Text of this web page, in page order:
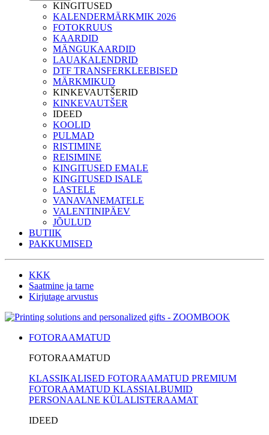
KINGITUSED
KALENDERMÄRKMIK 2026
FOTOKRUUS
KAARDID
MÄNGUKAARDID
LAUAKALENDRID
DTF TRANSFERKLEEBISED
MÄRKMIKUD
KINKEVAUTŠERID
KINKEVAUTŠER
IDEED
KOOLID
PULMAD
RISTIMINE
REISIMINE
KINGITUSED EMALE
KINGITUSED ISALE
LASTELE
VANAVANEMATELE
VALENTINIPÄEV
JÕULUD
BUTIIK
PAKKUMISED
KKK
Saatmine ja tarne
Kirjutage arvustus
FOTORAAMATUD
FOTORAAMATUD
KLASSIKALISED FOTORAAMATUD PREMIUM
FOTORAAMATUD KLASSIALBUMID
PERSONAALNE KÜLALISTERAAMAT
IDEED